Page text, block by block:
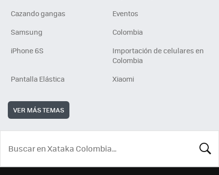
Cazando gangas
Eventos
Samsung
Colombia
iPhone 6S
Importación de celulares en
Colombia
Pantalla Elástica
Xiaomi
VER MÁS TEMAS